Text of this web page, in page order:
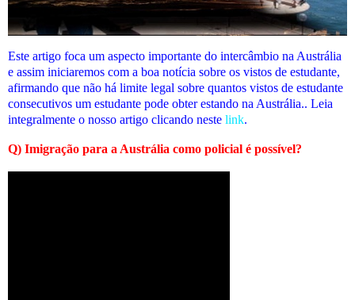
Este artigo foca um aspecto importante do intercâmbio na Austrália
e assim iniciaremos com a boa notícia sobre os vistos de estudante,
afirmando que não há limite legal sobre quantos vistos de estudante
consecutivos um estudante pode obter estando na Austrália.. Leia
integralmente o nosso artigo clicando neste link.
Q) Imigração para a Austrália como policial é possível?